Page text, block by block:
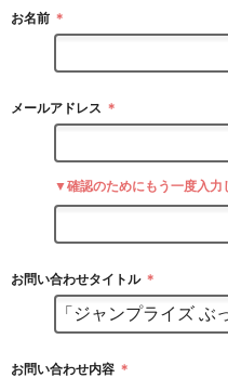
お名前 ＊
メールアドレス ＊
▼確認のためにもう一度入力
お問い合わせタイトル ＊
お問い合わせ内容 ＊